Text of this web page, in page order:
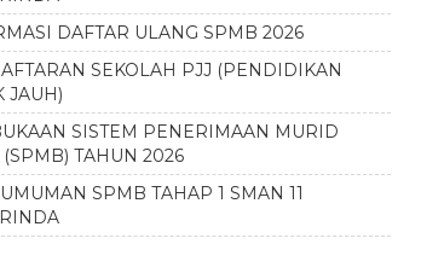
DAFTAR ULANG SPMB 2026
SEKOLAH PJJ (PENDIDIKAN
JAUH)
SISTEM PENERIMAAN MURID
(SPMB) TAHUN 2026
SPMB TAHAP 1 SMAN 11